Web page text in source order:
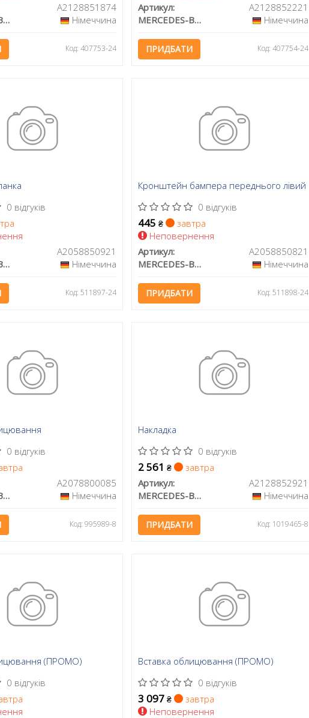
A2128851874
MERCEDES-BENZ
Німеччина
Код: 407753-24
Артикул:
A2128852221
MERCEDES-BENZ
Німеччина
ПРИДБАТИ Код: 407754-24
0 відгуків
A2058850921
MERCEDES-BENZ
Німеччина
Код: 511897-24
Кронштейн бампера переднього лівий
0 відгуків
445₴
завтра
Неповернення
Артикул:
A2058850821
MERCEDES-BENZ
Німеччина
ПРИДБАТИ Код: 511898-24
0 відгуків
A2078800085
MERCEDES-BENZ
Німеччина
Код: 995989-8
Накладка
0 відгуків
2 561₴
завтра
Артикул:
A2128852921
MERCEDES-BENZ
Німеччина
ПРИДБАТИ Код: 1019465-8
(ПРОМО)
0 відгуків
Вставка облицювання (ПРОМО)
0 відгуків
3 097₴
завтра
Неповернення